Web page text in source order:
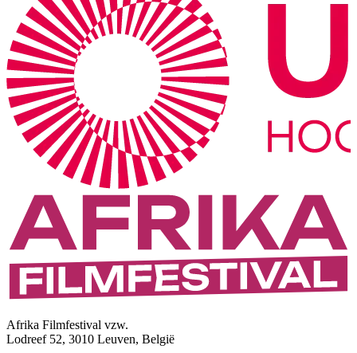
Afrika Filmfestival vzw.
Lodreef 52, 3010 Leuven, België